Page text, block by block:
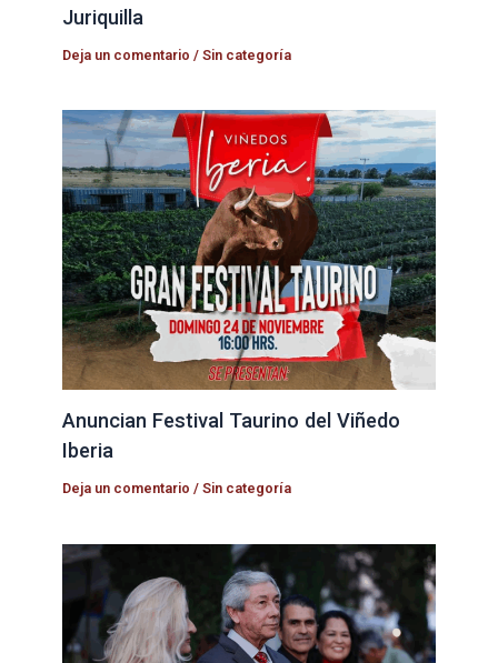
Juriquilla
Deja un comentario /Sin categoría
Anuncian Festival Taurino del Viñedo
Iberia
Deja un comentario /Sin categoría